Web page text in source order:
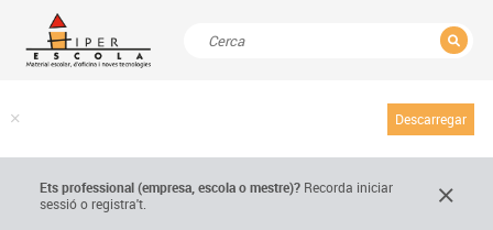
Descarregar
Ets professional (empresa,escola o mestre)? Recorda iniciar
sessió o registra't.